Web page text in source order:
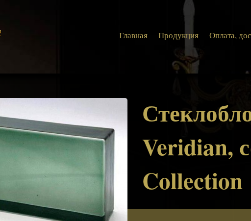
Главная Продукция Оплата,
Veridian,
Collection